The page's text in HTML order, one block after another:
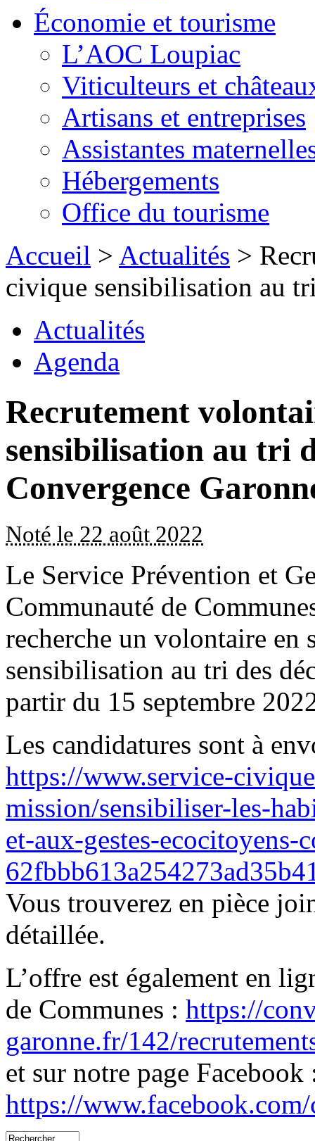
Économie et tourisme
L’AOC Loupiac
Viticulteurs et
Artisans et entreprises
Assistantes
Hébergements
Office du tourisme
Accueil > Actualités >
civique sensibilisation au
Actualités
Agenda
Recrutement
sensibilisation au tri
Convergence
Noté le 22 août 2022
Le Service Prévention et
Communauté de
recherche un volontaire en
sensibilisation au tri des
partir du 15 septembre
Les candidatures sont à
https://www.service-
mission/sensibiliser-les-
et-aux-gestes-ecocitoyens-
Vous trouverez en pièce
détaillée.
L’offre est également en
de Communes : https://
garonne.fr/142/
et sur notre page Facebook
https://www.facebook.com/